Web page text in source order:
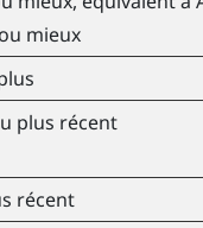
mieux
plus récent
récent